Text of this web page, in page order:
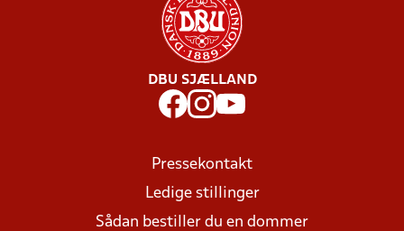
DBU SJÆLLAND
Pressekontakt
Ledige stillinger
Sådan bestiller du en dommer